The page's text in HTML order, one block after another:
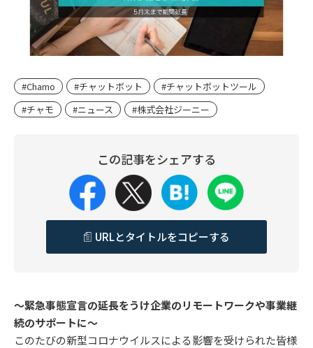
#Chamo #チャットボット
#チャットボットツール
#チャモ
#ニュース #株式会社ジーニー
この記事をシェアする
URLとタイトルをコピーする
～緊急事態宣言の延長をうけ企業のリモートワークや事業継
続のサポートに～
このたびの新型コロナウイルスによる影響を受けられた皆様